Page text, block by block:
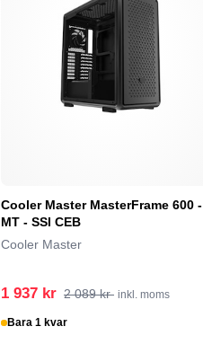
Cooler Master MasterFrame 600 -
MT - SSI CEB
Cooler Master
1 937 kr 2 089 kr inkl. moms
Bara 1 kvar